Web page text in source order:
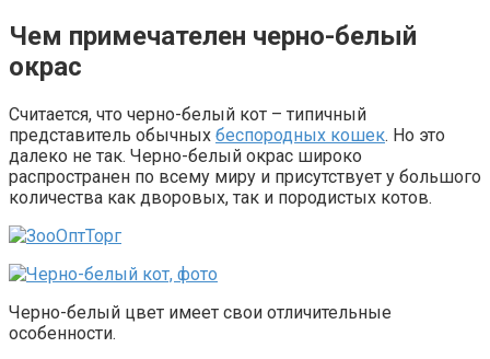
Чем примечателен черно-белый
окрас
Считается, что черно-белый кот – типичный
представитель обычных беспородных кошек. Но это
далеко не так. Черно-белый окрас широко
распространен по всему миру и присутствует у большого
количества как дворовых, так и породистых котов.
Черно-белый цвет имеет свои отличительные
особенности.